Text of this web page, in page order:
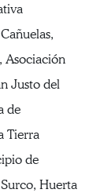
Asociación
Justo del
de
Tierra
de
Huerta